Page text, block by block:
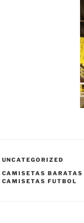
CATEGORÍAS
UNCATEGORIZED
ETIQUETAS
CAMISETAS BARATAS
CAMISETAS FUTBOL